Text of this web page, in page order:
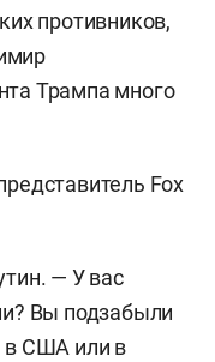
противников,
Трампа много
Fox
— У вас
Вы подзабыли
в США или в